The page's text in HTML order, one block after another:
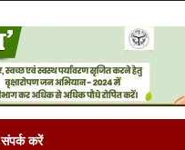
संपर्क करें